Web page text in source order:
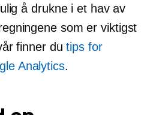
å drukne i et hav av
som er viktigst
finner dutips for
Analytics.